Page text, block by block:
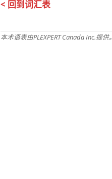
< 回到词汇表
本术语表由PLEXPERT Canada Inc.提供。